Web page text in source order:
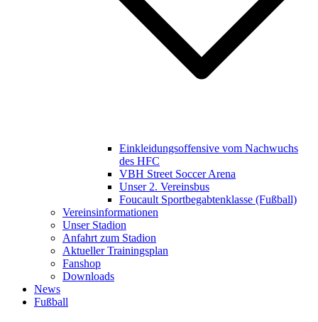
Einkleidungsoffensive vom Nachwuchs
des HFC
VBH Street Soccer Arena
Unser 2. Vereinsbus
Foucault Sportbegabtenklasse (Fußball)
Vereinsinformationen
Unser Stadion
Anfahrt zum Stadion
Aktueller Trainingsplan
Fanshop
Downloads
News
Fußball